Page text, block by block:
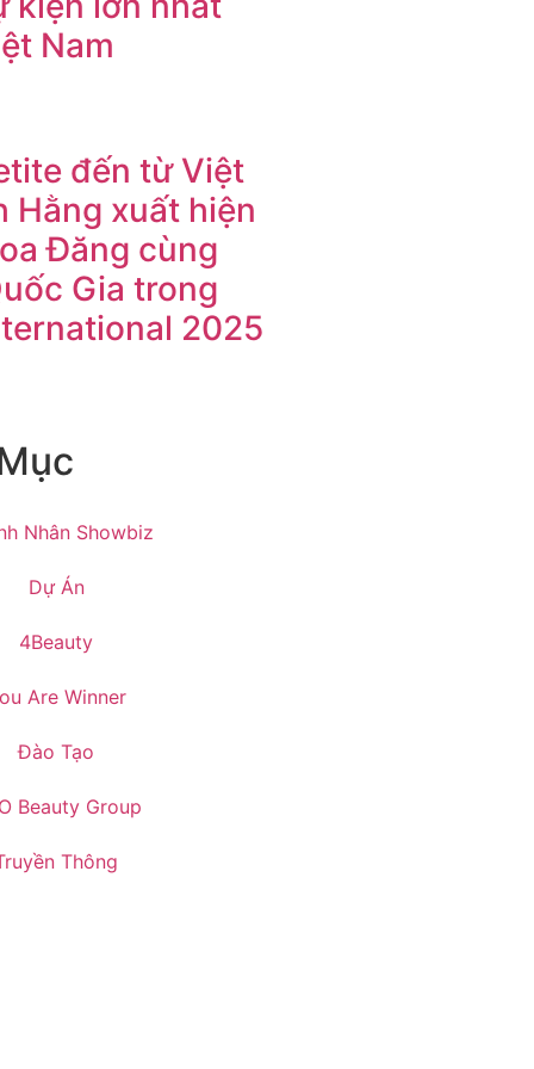
Nam
đến từ Việt
Hằng xuất hiện
Đăng cùng
Gia trong
2025
Nhân Showbiz
Dự Án
4Beauty
Are Winner
Đào Tạo
Beauty Group
Thông